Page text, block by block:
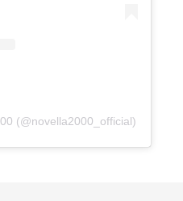
(@novella2000_official)